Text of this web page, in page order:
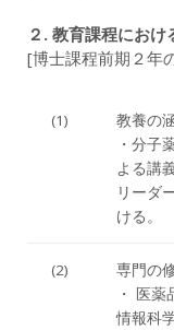
２. 教育課程にお
[博士課程前期２年
(1)
教養の
・分子
よる講
リーダ
ける。
(2)
専門の
・ 医
情報科